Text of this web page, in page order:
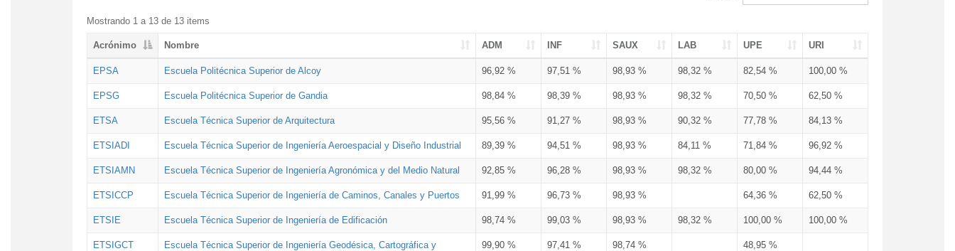
Mostrando 1 a 13 de 13 items
Acrónimo Nombre ADM INF SAUX LAB UPE URI
EPSA Escuela Politécnica Superior de Alcoy 96,92 % 97,51 % 98,93 % 98,32 % 82,54 % 100,00 %
EPSG Escuela Politécnica Superior de Gandia 98,84 % 98,39 % 98,93 % 98,32 % 70,50 % 62,50 %
ETSA Escuela Técnica Superior de Arquitectura 95,56 % 91,27 % 98,93 % 90,32 % 77,78 % 84,13 %
ETSIADI Escuela Técnica Superior de Ingeniería Aeroespacial y Diseño Industrial 89,39 % 94,51 % 98,93 % 84,11 % 71,84 % 96,92 %
ETSIAMN Escuela Técnica Superior de Ingeniería Agronómica y del Medio Natural 92,85 % 96,28 % 98,93 % 98,32 % 80,00 % 94,44 %
ETSICCP Escuela Técnica Superior de Ingeniería de Caminos, Canales y Puertos 91,99 % 96,73 % 98,93 % 64,36 % 62,50 %
ETSIE Escuela Técnica Superior de Ingeniería de Edificación 98,74 % 99,03 % 98,93 % 98,32 % 100,00 % 100,00 %
ETSIGCT
Escuela Técnica Superior de Ingeniería Geodésica, Cartográfica y
99,90 % 97,41 % 98,74 % 48,95 %